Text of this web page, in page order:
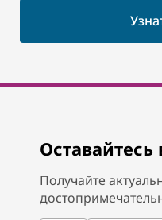
Получайте